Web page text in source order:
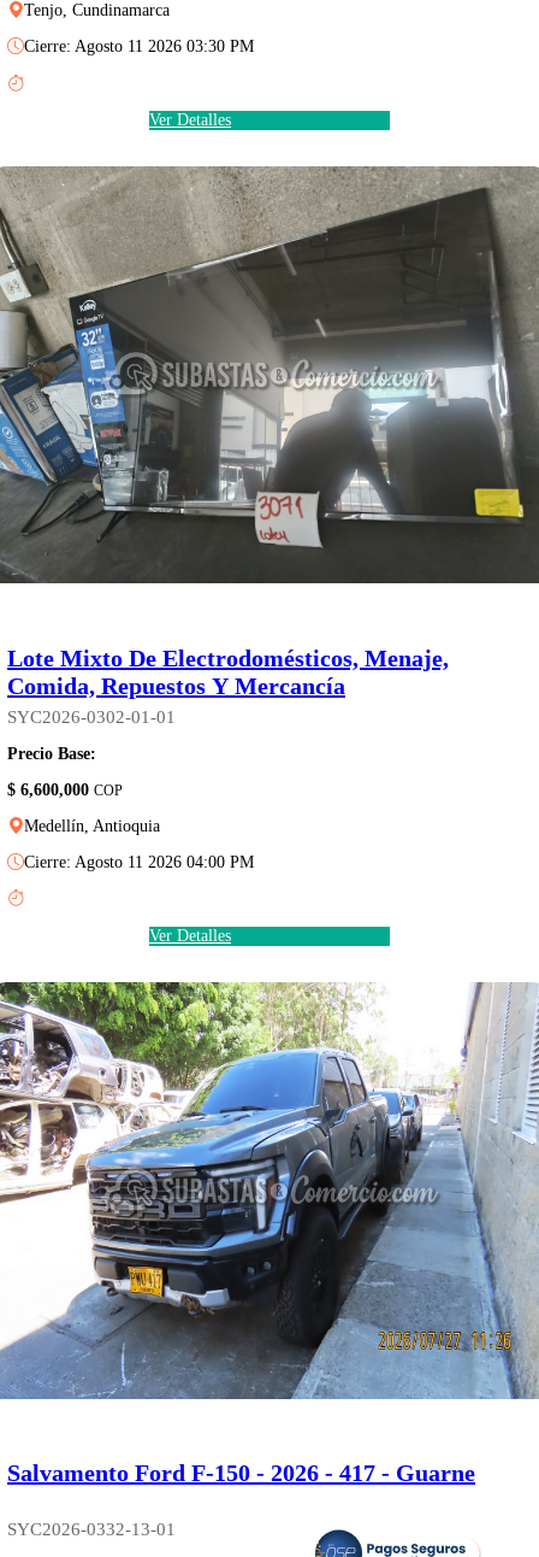
Tenjo, Cundinamarca
Cierre: Agosto 11 2026 03:30 PM
Ver Detalles
Lote Mixto De Electrodomésticos, Menaje,
Comida, Repuestos Y Mercancía
SYC2026-0302-01-01
Precio Base:
$ 6,600,000 COP
Medellín, Antioquia
Cierre: Agosto 11 2026 04:00 PM
Ver Detalles
Salvamento Ford F-150 - 2026 - 417 - Guarne
SYC2026-0332-13-01